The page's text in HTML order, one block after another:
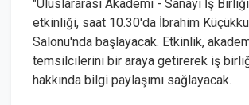
"Uluslararası Akademi - Sanayi İş
etkinliği, saat 10.30'da İbrahim
Salonu'nda başlayacak. Etkinlik,
temsilcilerini bir araya getirerek iş
hakkında bilgi paylaşımı sağlayacak.